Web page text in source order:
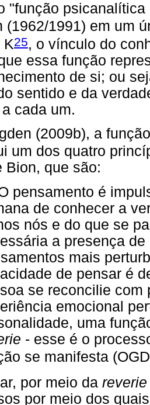
"função
(1962/1991) em um
K25, o vínculo do
essa função
de si; ou
sentido e da
cada um.
(2009b), a
um dos quatro
Bion, que são:
pensamento é
de conhecer a
nós e do que se
a presença
mais
de pensar é
se reconcilie com
emocional
uma
- esse é o
se manifesta
por meio da reverie
por meio dos